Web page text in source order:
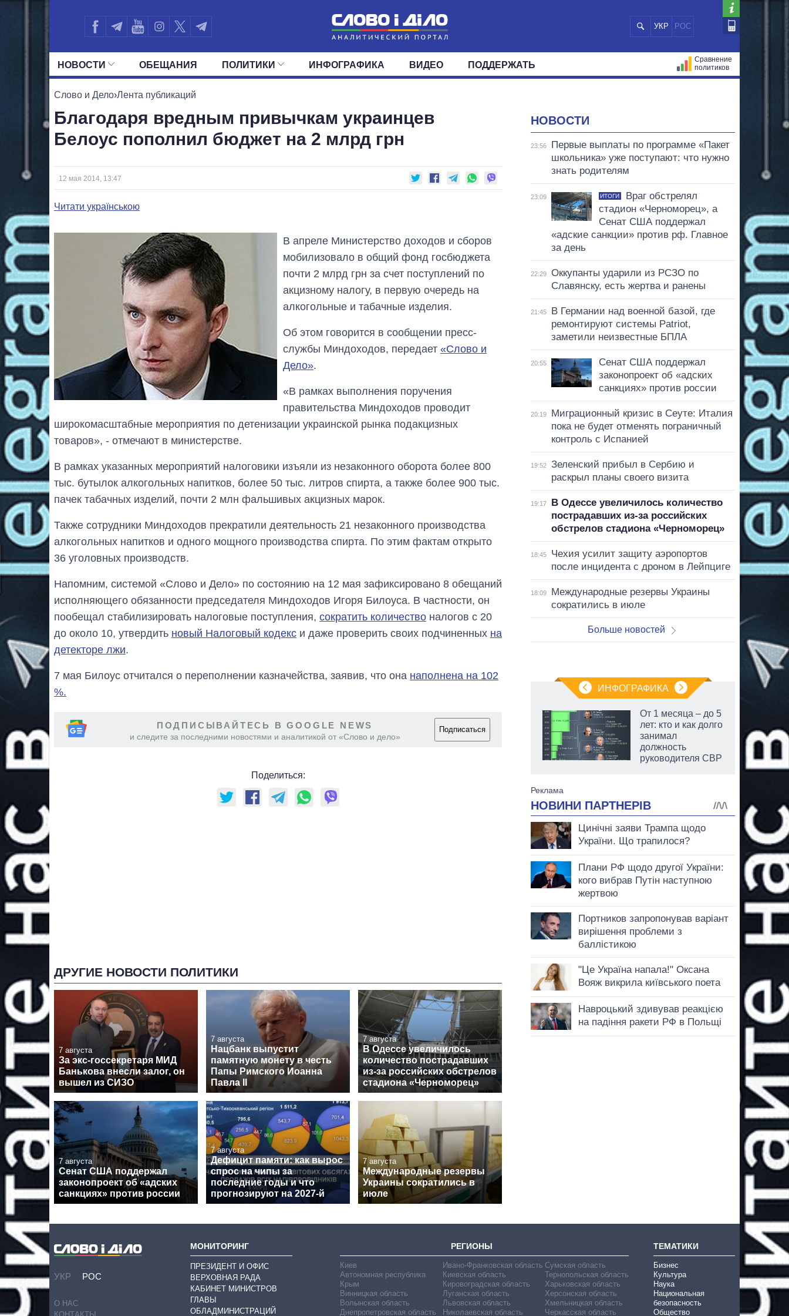
УКР РОС
НОВОСТИ
ПОЛИТИКА ЭКОНОМИКА ОБЩЕСТВО
ОБЕЩАНИЯ ПОЛИТИКИ
ВСЕ ПОЛИТИКИ
ДЕПУТАТЫ КОМИТЕТЫ ФРАКЦИИ
ИНФОГРАФИКА ВИДЕО ПОДДЕРЖАТЬ
Сравнение
политиков
Слово и Дело›Лента публикаций
Благодаря вредным привычкам украинцев
Белоус пополнил бюджет на 2 млрд грн
12 мая 2014, 13:47
Читати українською
В апреле Министерство доходов и сборов
мобилизовало в общий фонд госбюджета
почти 2 млрд грн за счет поступлений по
акцизному налогу, в первую очередь на
алкогольные и табачные изделия.
Об этом говорится в сообщении пресс-
службы Миндоходов, передает «Слово и
Дело».
«В рамках выполнения поручения
правительства Миндоходов проводит
широкомасштабные мероприятия по детенизации украинской рынка подакцизных
товаров», - отмечают в министерстве.
В рамках указанных мероприятий налоговики изъяли из незаконного оборота более 800
тыс. бутылок алкогольных напитков, более 50 тыс. литров спирта, а также более 900 тыс.
пачек табачных изделий, почти 2 млн фальшивых акцизных марок.
Также сотрудники Миндоходов прекратили деятельность 21 незаконного производства
алкогольных напитков и одного мощного производства спирта. По этим фактам открыто
36 уголовных производств.
Напомним, системой «Слово и Дело» по состоянию на 12 мая зафиксировано 8 обещаний
исполняющего обязанности председателя Миндоходов Игоря Билоуса. В частности, он
пообещал стабилизировать налоговые поступления, сократить количество налогов с 20
до около 10, утвердить новый Налоговый кодекс и даже проверить своих подчиненных на
детекторе лжи.
7 мая Билоус отчитался о переполнении казначейства, заявив, что она наполнена на 102
%.
ПОДПИСЫВАЙТЕСЬ В GOOGLE NEWS
и следите за последними новостями и аналитикой от «Слово и дело»
Подписаться
Поделиться:
ДРУГИЕ НОВОСТИ ПОЛИТИКИ
7 августа
За экс-госсекретаря МИД
Банькова внесли залог, он
вышел из СИЗО
7 августа
Нацбанк выпустит
памятную монету в честь
Папы Римского Иоанна
Павла II
7 августа
В Одессе увеличилось
количество пострадавших
из-за российских обстрелов
стадиона «Черноморец»
7 августа
Сенат США поддержал
законопроект об «адских
санкциях» против россии
7 августа
Дефицит памяти: как вырос
спрос на чипы за
последние годы и что
прогнозируют на 2027-й
7 августа
Международные резервы
Украины сократились в
июле
НОВОСТИ
23:56
Первые выплаты по программе «Пакет
школьника» уже поступают: что нужно
знать родителям
23:09 ИТОГИ
Враг обстрелял
стадион «Черноморец», а
Сенат США поддержал
«адские санкции» против рф. Главное
за день
22:29
Оккупанты ударили из РСЗО по
Славянску, есть жертва и ранены
21:45
В Германии над военной базой, где
ремонтируют системы Patriot,
заметили неизвестные БПЛА
20:55
Сенат США поддержал
законопроект об «адских
санкциях» против россии
20:19
Миграционный кризис в Сеуте: Италия
пока не будет отменять пограничный
контроль с Испанией
19:52
Зеленский прибыл в Сербию и
раскрыл планы своего визита
19:17
В Одессе увеличилось количество
пострадавших из-за российских
обстрелов стадиона «Черноморец»
18:45
Чехия усилит защиту аэропортов
после инцидента с дроном в Лейпциге
18:09
Международные резервы Украины
сократились в июле
Больше новостей
ИНФОГРАФИКА
бюджет
Министерства
От 1 месяца – до 5
лет: кто и как долго
занимал
должность
руководителя СВР
УКР РОС
О НАС
МОНИТОРИНГ
ПРЕЗИДЕНТ И ОФИС
ВЕРХОВНАЯ РАДА
КАБИНЕТ МИНИСТРОВ
ГЛАВЫ
ОБЛАДМИНИСТРАЦИЙ
РЕГИОНЫ
Киев
Автономная республика
Крым
Винницкая область
Волынская область
Днепропетровская область
Ивано-Франковская область
Киевская область
Кировоградская область
Луганская область
Львовская область
Николаевская область
Сумская область
Тернопольская область
Харьковская область
Херсонская область
Хмельницкая область
Черкасская область
ТЕМАТИКИ
Бизнес
Культура
Наука
Национальная
безопасность
Общество